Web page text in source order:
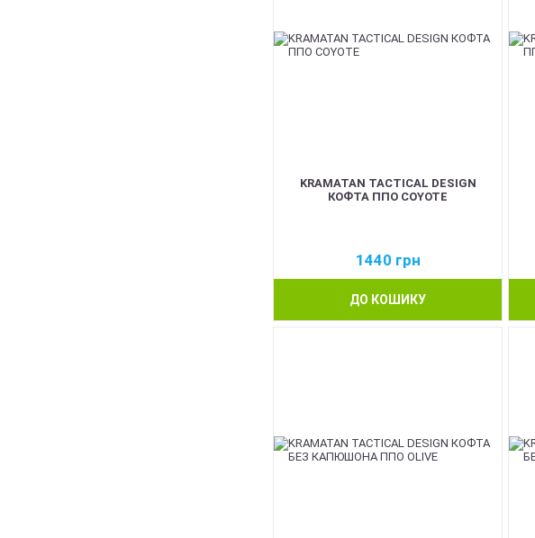
KRAMATAN TACTICAL DESIGN
КОФТА ППО COYOTE
1440 грн
ДО КОШИКУ